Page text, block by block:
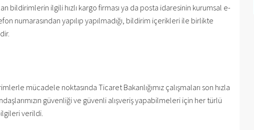
bildirimlerin ilgili hızlı kargo firması ya da posta idaresinin kurumsal e-
numarasından yapılıp yapılmadığı, bildirim içerikleri ile birlikte
mücadele noktasında Ticaret Bakanlığımız çalışmaları son hızla
güvenliği ve güvenli alışveriş yapabilmeleri için her türlü
verildi.